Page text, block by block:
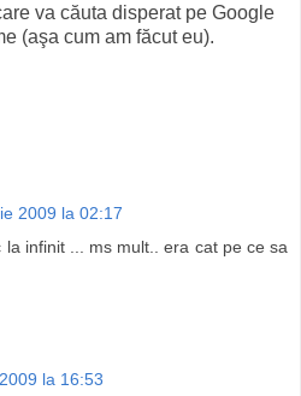
va căuta disperat pe Google
(aşa cum am făcut eu).
2009 la 02:17
la infinit ... ms mult.. era cat pe ce sa
la 16:53